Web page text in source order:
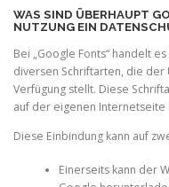
WAS SIND ÜBERHAUPT
NUTZUNG EIN
Bei „Google Fonts“ handelt
diversen Schriftarten, die der
Verfügung stellt. Diese
auf der eigenen
Diese Einbindung kann auf
Einerseits kann der